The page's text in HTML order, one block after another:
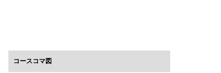
コースコマ図